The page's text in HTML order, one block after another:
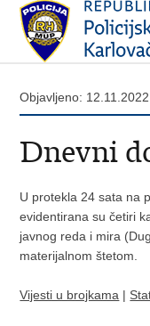
Objavljeno: 12.11.2022.
Dnevni
U protekla 24 sata na
evidentirana su četiri
javnog reda i mira
materijalnom štetom.
Vijesti u brojkama |